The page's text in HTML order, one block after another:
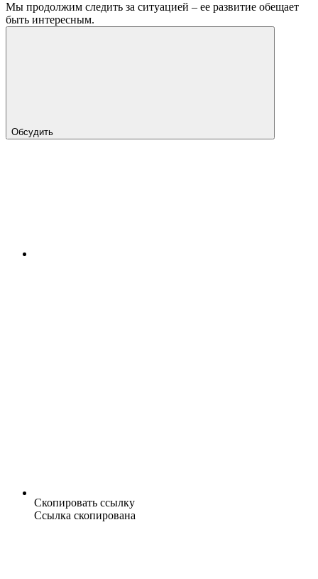
Мы продолжим следить за ситуацией – ее развитие обещает
быть интересным.
Обсудить
Скопировать ссылку
Ссылка скопирована